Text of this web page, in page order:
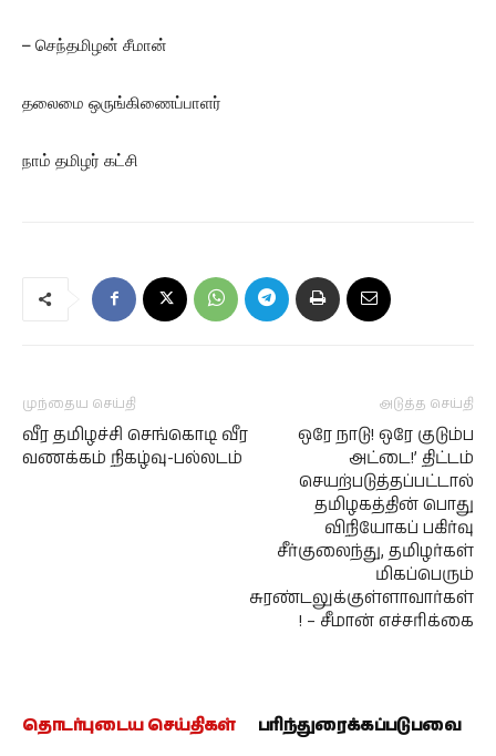
– செந்தமிழன் சீமான்
தலைமை ஒருங்கிணைப்பாளர்
நாம் தமிழர் கட்சி
முந்தைய செய்தி
வீர தமிழச்சி செங்கொடி வீர
வணக்கம் நிகழ்வு-பல்லடம்
அடுத்த செய்தி
ஒரே நாடு! ஒரே குடும்ப
அட்டை!’ திட்டம்
செயற்படுத்தப்பட்டால்
தமிழகத்தின் பொது
விநியோகப் பகிர்வு
சீர்குலைந்து, தமிழர்கள்
மிகப்பெரும்
சுரண்டலுக்குள்ளாவார்கள்
! – சீமான் எச்சரிக்கை
தொடர்புடைய செய்திகள் பரிந்துரைக்கப்படுபவை